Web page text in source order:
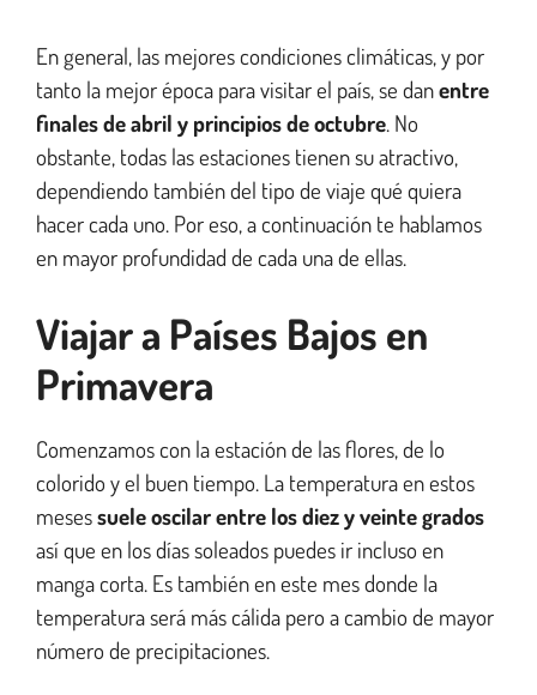
En general, las mejores condiciones climáticas, y por
tanto la mejor época para visitar el país, se danentre
finales de abril y principios de octubre. No
obstante, todas las estaciones tienen su atractivo,
dependiendo también del tipo de viaje qué quiera
hacer cada uno. Por eso, a continuación te hablamos
en mayor profundidad de cada una de ellas.
Viajar a Países Bajos en
Primavera
Comenzamos con la estación de las flores, de lo
colorido y el buen tiempo. La temperatura en estos
mesessuele oscilar entre los diez y veinte grados
así que en los días soleados puedes ir incluso en
manga corta. Es también en este mes donde la
temperatura será más cálida pero a cambio de mayor
número de precipitaciones.